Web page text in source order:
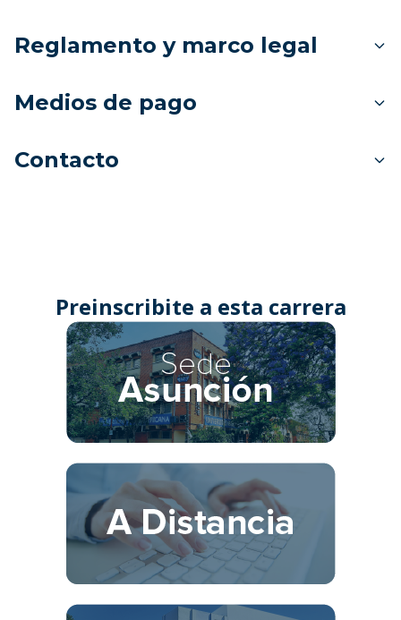
Reglamento y marco legal
Medios de pago
Contacto
Preinscribite a esta carrera